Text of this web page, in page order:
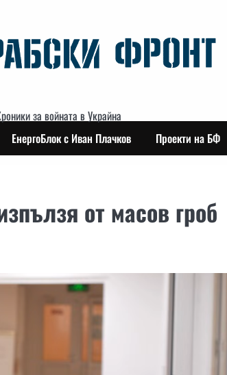
за войната в Украйна
ЕнергоБлок с Иван Плачков Проекти на БФ
от масов гроб